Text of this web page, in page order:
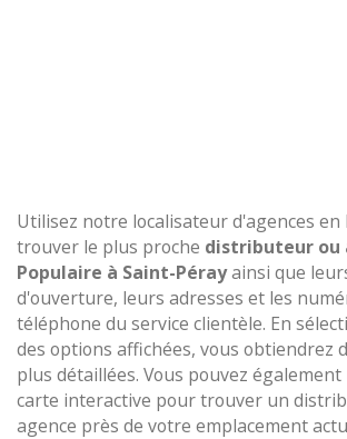
Utilisez notre localisateur d'agences
trouver le plus proche distributeur ou
Populaire à Saint-Pérayainsi que
d'ouverture, leurs adresses et les
téléphone du service clientèle. En
des options affichées, vous obtiendrez
plus détaillées. Vous pouvez
carte interactive pour trouver un
agence près de votre emplacement